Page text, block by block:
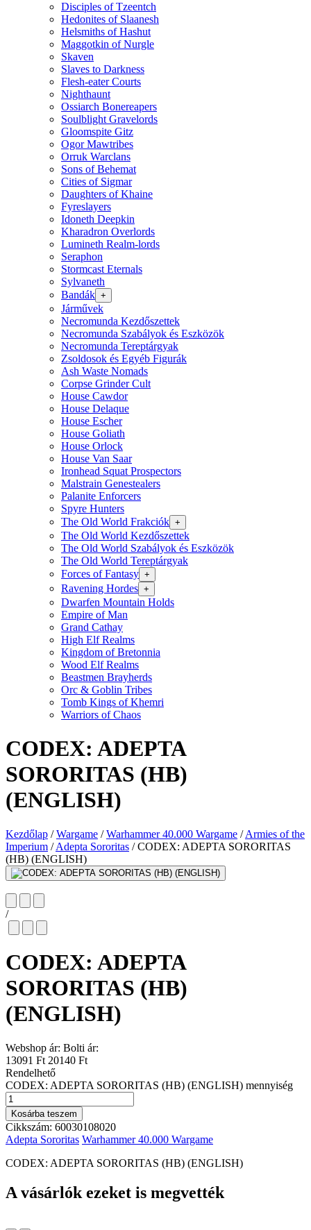
Disciples of Tzeentch
Hedonites of Slaanesh
Helsmiths of Hashut
Maggotkin of Nurgle
Skaven
Slaves to Darkness
Flesh-eater Courts
Nighthaunt
Ossiarch Bonereapers
Soulblight Gravelords
Gloomspite Gitz
Ogor Mawtribes
Orruk Warclans
Sons of Behemat
Cities of Sigmar
Daughters of Khaine
Fyreslayers
Idoneth Deepkin
Kharadron Overlords
Lumineth Realm-lords
Seraphon
Stormcast Eternals
Sylvaneth
Bandák +
Járművek
Necromunda Kezdőszettek
Necromunda Szabályok és Eszközök
Necromunda Tereptárgyak
Zsoldosok és Egyéb Figurák
Ash Waste Nomads
Corpse Grinder Cult
House Cawdor
House Delaque
House Escher
House Goliath
House Orlock
House Van Saar
Ironhead Squat Prospectors
Malstrain Genestealers
Palanite Enforcers
Spyre Hunters
The Old World Frakciók +
The Old World Kezdőszettek
The Old World Szabályok és Eszközök
The Old World Tereptárgyak
Forces of Fantasy +
Ravening Hordes +
Dwarfen Mountain Holds
Empire of Man
Grand Cathay
High Elf Realms
Kingdom of Bretonnia
Wood Elf Realms
Beastmen Brayherds
Orc & Goblin Tribes
Tomb Kings of Khemri
Warriors of Chaos
CODEX: ADEPTA
SORORITAS (HB)
(ENGLISH)
Kezdőlap / Wargame / Warhammer 40.000 Wargame / Armies of the
Imperium / Adepta Sororitas /CODEX: ADEPTA SORORITAS
(HB) (ENGLISH)
/
CODEX: ADEPTA
SORORITAS (HB)
(ENGLISH)
Webshop ár: Bolti ár:
13091 Ft 20140 Ft
Rendelhető
CODEX: ADEPTA SORORITAS (HB) (ENGLISH) mennyiség
Kosárba teszem
Cikkszám: 60030108020
Adepta Sororitas Warhammer 40.000 Wargame
CODEX: ADEPTA SORORITAS (HB) (ENGLISH)
A vásárlók ezeket is megvették